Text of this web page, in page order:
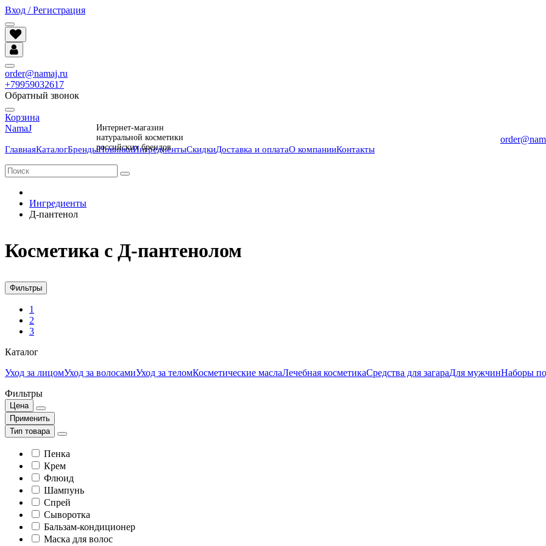
Вход / Регистрация
order@namaj.ru
+79959032617
Обратный звонок
Корзина
NamaJ
Интернет-магазин
натуральной косметики
российских брендов
ГлавнаяКаталогБрендыНовинкиИнгредиентыСкидкиДоставка и оплатаО компанииКонтакты
Ингредиенты
Д-пантенол
Косметика с Д-пантенолом
Фильтры
1
2
3
Каталог
Уход за лицомУход за волосамиУход за теломКосметические маслаЛечебная косметикаСредства для загараДля мужчинНаборы
Фильтры
Цена
Применить
Тип товара
Пенка
Крем
Флюид
Шампунь
Спрей
Сыворотка
Бальзам-кондиционер
Маска для волос